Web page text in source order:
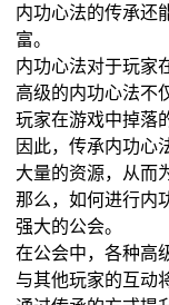
内功心法的传承还
富。
内功心法对于玩家
高级的内功心法不
玩家在游戏中掉落
因此，传承内功心
大量的资源，从而
那么，如何进行内
强大的公会。
在公会中，各种高
与其他玩家的互动